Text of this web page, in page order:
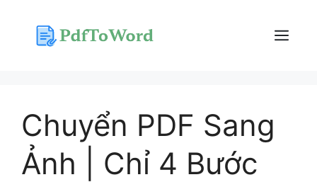
content
Menu
Chuyển PDF Sang
Ảnh | Chỉ 4 Bước